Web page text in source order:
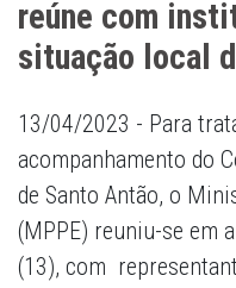
reúne com
situação local
13/04/2023 - Para
acompanhamento do
de Santo Antão, o
(MPPE) reuniu-se em
(13), com